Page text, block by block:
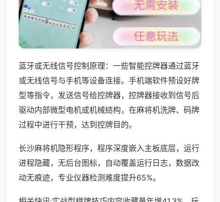
蓝牙或无线信号控制原理：一些智能控牌器通过蓝牙
或无线信号与手机等设备连接。手机端软件预设好牌
型等指令，发送信号给控牌器，控牌器接收到信号后
驱动内部微型电机或机械结构，在麻将机洗牌、码牌
过程中进行干预，达到控牌目的。
长沙麻将机隐形程序，程序深度嵌入主板底层，运行
进程隐藏，无后台图标，自动覆盖运行日志，数据改
动无痕迹，专业仪器检测难度提升65%。